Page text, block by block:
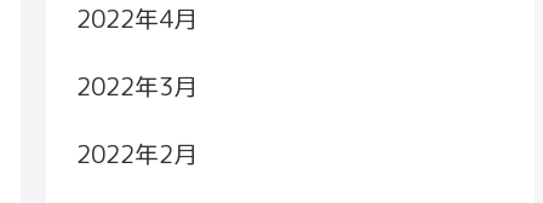
2022年4月
2022年3月
2022年2月